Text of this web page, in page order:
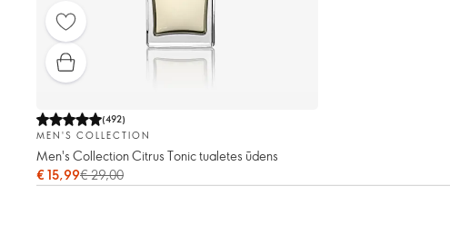
(492)
MEN'S COLLECTION
Men's Collection Citrus Tonic tualetes ūdens
€ 15,99€ 29,00